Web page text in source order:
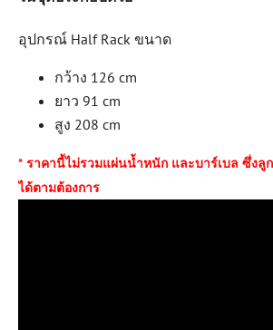
อุปกรณ์ Half Rack ขนาด
กว้าง 126 cm
ยาว 91 cm
สูง 208 cm
* ราคานี้ไม่รวมแผ่นน้ำหนัก และบาร์เบล ซึ่งลู
ได้ตามต้องการ